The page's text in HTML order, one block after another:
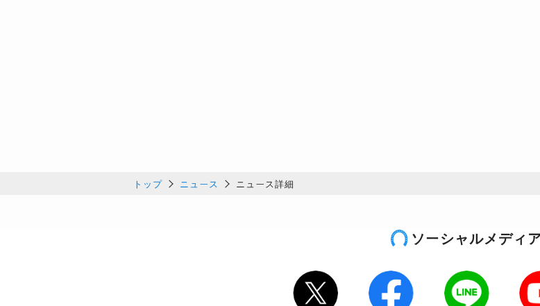
トップ ニュース ニュース詳細
ソーシャルメディ